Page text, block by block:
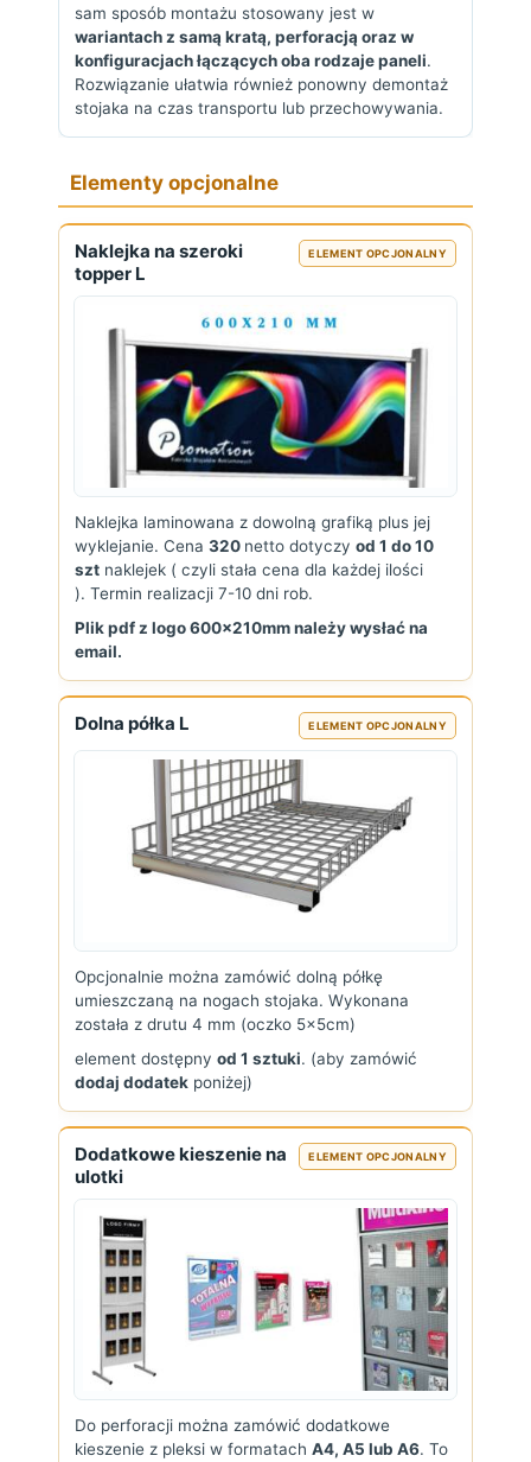
sam sposób montażu stosowany jest w
wariantach z samą kratą, perforacją oraz w
konfiguracjach łączących oba rodzaje paneli.
Rozwiązanie ułatwia również ponowny demontaż
stojaka na czas transportu lub przechowywania.
Elementy opcjonalne
Naklejka na szeroki
topper L
ELEMENT OPCJONALNY
Naklejka laminowana z dowolną grafiką plus jej
wyklejanie. Cena 320 netto dotyczy od 1 do 10
szt naklejek ( czyli stała cena dla każdej ilości
). Termin realizacji 7-10 dni rob.
Plik pdf z logo 600x210mm należy wysłać na
email.
Dolna półka L ELEMENT OPCJONALNY
Opcjonalnie można zamówić dolną półkę
umieszczaną na nogach stojaka. Wykonana
została z drutu 4 mm (oczko 5x5cm)
element dostępny od 1 sztuki. (aby zamówić
dodaj dodatek poniżej)
Dodatkowe kieszenie na
ulotki
ELEMENT OPCJONALNY
Do perforacji można zamówić dodatkowe
kieszenie z pleksi w formatach A4, A5 lub A6. To